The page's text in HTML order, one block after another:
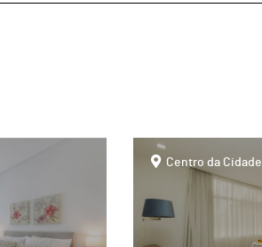
pageCentro da Cidade